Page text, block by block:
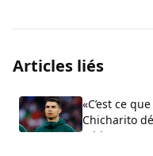
Articles liés
«C’est ce
Chicharito
critiques sur